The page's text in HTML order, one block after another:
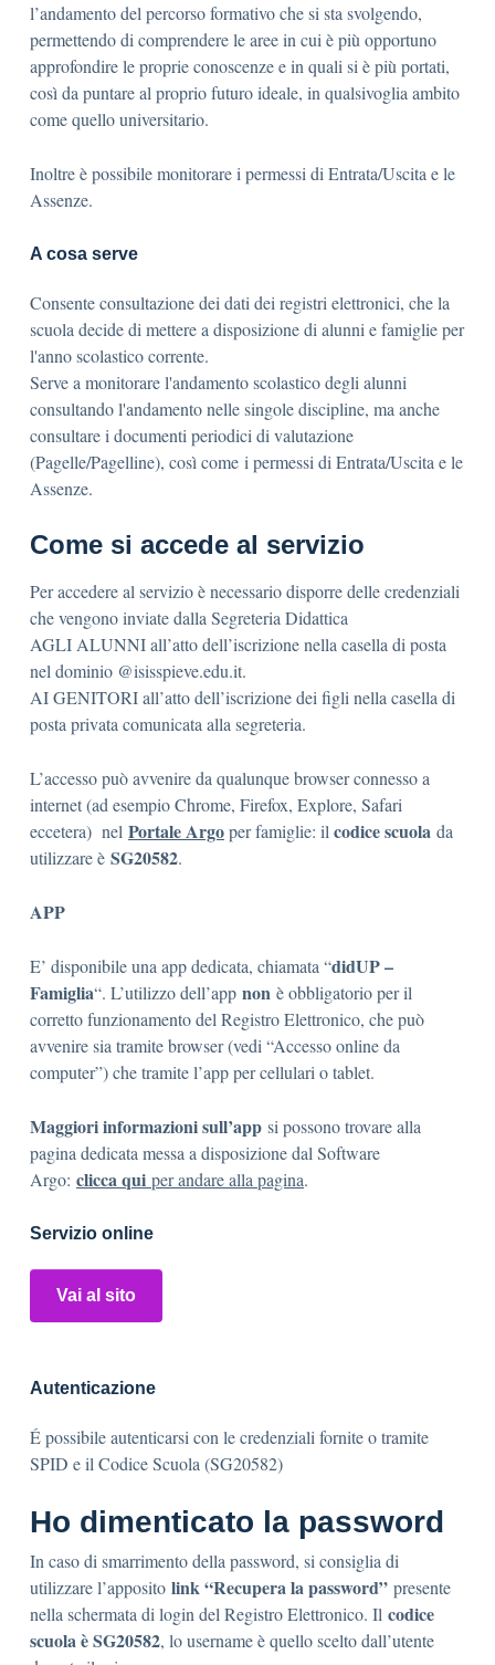
l’andamento del percorso formativo che si sta svolgendo,
permettendo di comprendere le aree in cui è più opportuno
approfondire le proprie conoscenze e in quali si è più portati,
così da puntare al proprio futuro ideale, in qualsivoglia ambito
come quello universitario.
Inoltre è possibile monitorare i permessi di Entrata/Uscita e le
Assenze.
A cosa serve
Consente consultazione dei dati dei registri elettronici, che la
scuola decide di mettere a disposizione di alunni e famiglie per
l'anno scolastico corrente.
Serve a monitorare l'andamento scolastico degli alunni
consultando l'andamento nelle singole discipline, ma anche
consultare i documenti periodici di valutazione
(Pagelle/Pagelline), così come i permessi di Entrata/Uscita e le
Assenze.
Come si accede al servizio
Per accedere al servizio è necessario disporre delle credenziali
che vengono inviate dalla Segreteria Didattica
AGLI ALUNNI all’atto dell’iscrizione nella casella di posta
nel dominio @isisspieve.edu.it.
AI GENITORI all’atto dell’iscrizione dei figli nella casella di
posta privata comunicata alla segreteria.
L’accesso può avvenire da qualunque browser connesso a
internet (ad esempio Chrome, Firefox, Explore, Safari
eccetera) nel Portale Argoper famiglie: il codice scuola da
utilizzare è SG20582.
APP
E’ disponibile una app dedicata, chiamata “didUP –
Famiglia“. L’utilizzo dell’app non è obbligatorio per il
corretto funzionamento del Registro Elettronico, che può
avvenire sia tramite browser (vedi “Accesso online da
computer”) che tramite l’app per cellulari o tablet.
Maggiori informazioni sull’app si possono trovare alla
pagina dedicata messa a disposizione dal Software
Argo: clicca qui per andare alla pagina.
Servizio online
Vai al sito
Autenticazione
É possibile autenticarsi con le credenziali fornite o tramite
SPID e il Codice Scuola (SG20582)
Ho dimenticato la password
In caso di smarrimento della password, si consiglia di
utilizzare l’apposito link “Recupera la password” presente
nella schermata di login del Registro Elettronico. Il codice
scuola è SG20582, lo username è quello scelto dall’utente